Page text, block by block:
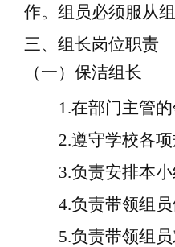
作。组员必须服从
三、组长岗位职责
（一）保洁组长
1.在部门主管
2.遵守学校各项
3.负责安排本
4.负责带领组
5.负责带领组